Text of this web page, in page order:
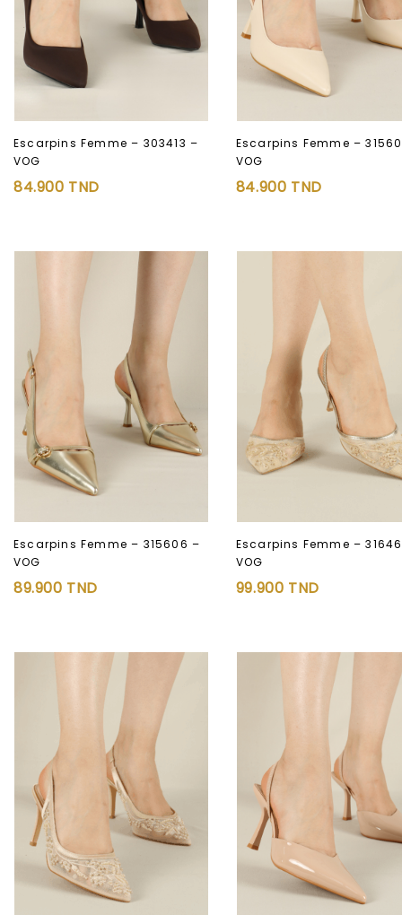
Escarpins Femme – 303413 –
VOG
84.900 TND
Escarpins Femme –
VOG
84.900 TND
Escarpins Femme – 315606 –
VOG
89.900 TND
Escarpins Femme –
VOG
99.900 TND